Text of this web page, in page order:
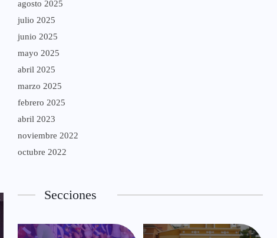
agosto 2025
julio 2025
junio 2025
mayo 2025
abril 2025
marzo 2025
febrero 2025
abril 2023
noviembre 2022
octubre 2022
Secciones